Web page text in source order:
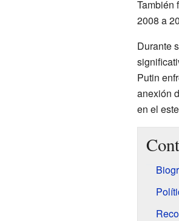
También
2008 a
Durante
Putin
anexión
en el